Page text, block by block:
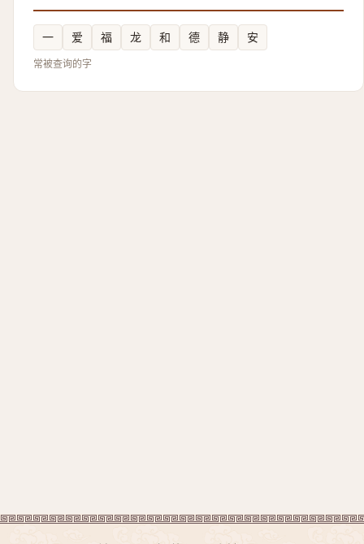
一 爱 福 龙 和 德 静 安
常被查询的字